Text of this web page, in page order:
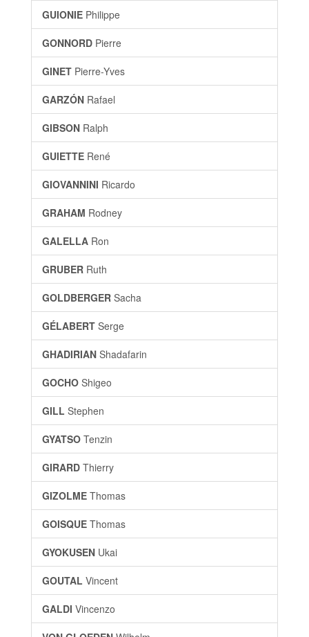
GUIONIE Philippe
GONNORD Pierre
GINET Pierre-Yves
GARZÓN Rafael
GIBSON Ralph
GUIETTE René
GIOVANNINI Ricardo
GRAHAM Rodney
GALELLA Ron
GRUBER Ruth
GOLDBERGER Sacha
GÉLABERT Serge
GHADIRIAN Shadafarin
GOCHO Shigeo
GILL Stephen
GYATSO Tenzin
GIRARD Thierry
GIZOLME Thomas
GOISQUE Thomas
GYOKUSEN Ukai
GOUTAL Vincent
GALDI Vincenzo